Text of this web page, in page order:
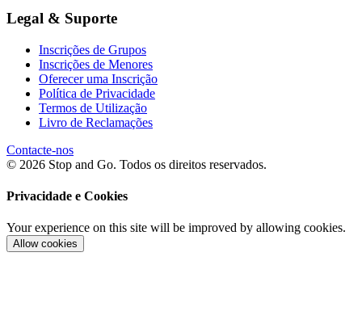
Legal & Suporte
Inscrições de Grupos
Inscrições de Menores
Oferecer uma Inscrição
Política de Privacidade
Termos de Utilização
Livro de Reclamações
Contacte-nos
© 2026 Stop and Go. Todos os direitos reservados.
Privacidade e Cookies
Your experience on this site will be improved by allowing cookies.
Allow cookies